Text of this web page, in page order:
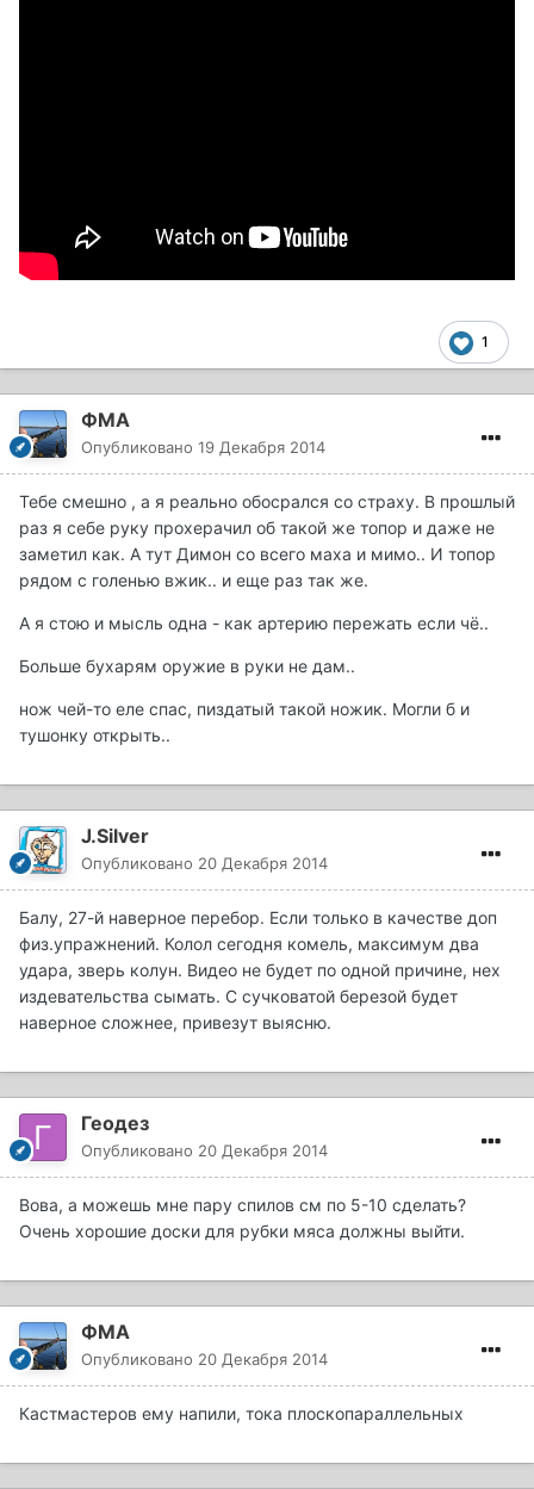
1
ФМА
Опубликовано 19 Декабря 2014
Тебе смешно , а я реально обосрался со страху. В прошлый
раз я себе руку прохерачил об такой же топор и даже не
заметил как. А тут Димон со всего маха и мимо.. И топор
рядом с голенью вжик.. и еще раз так же.
А я стою и мысль одна - как артерию пережать если чё..
Больше бухарям оружие в руки не дам..
нож чей-то еле спас, пиздатый такой ножик. Могли б и
тушонку открыть..
J.Silver
Опубликовано 20 Декабря 2014
Балу, 27-й наверное перебор. Если только в качестве доп
физ.упражнений. Колол сегодня комель, максимум два
удара, зверь колун. Видео не будет по одной причине, нех
издевательства сымать. С сучковатой березой будет
наверное сложнее, привезут выясню.
Геодез
Опубликовано 20 Декабря 2014
Вова, а можешь мне пару спилов см по 5-10 сделать?
Очень хорошие доски для рубки мяса должны выйти.
ФМА
Опубликовано 20 Декабря 2014
Кастмастеров ему напили, тока плоскопараллельных